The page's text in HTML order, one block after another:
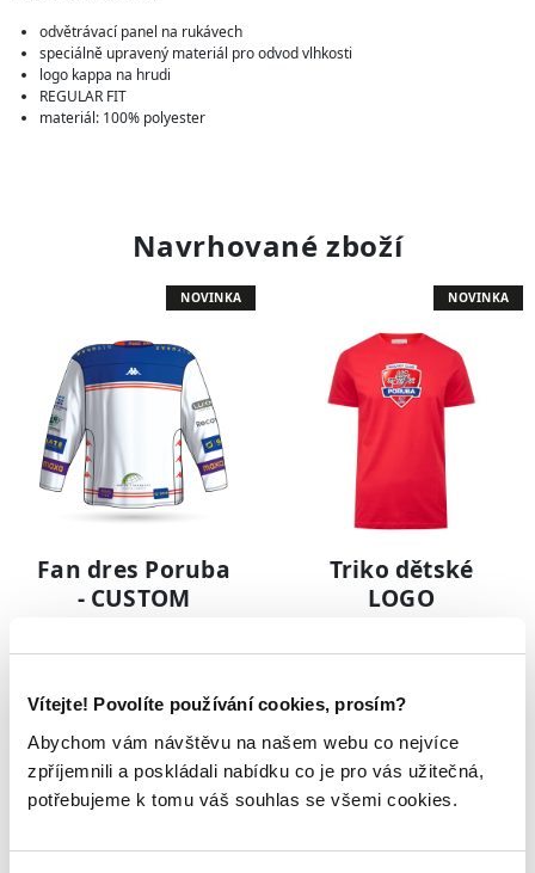
Vítejte! Povolíte používání cookies, prosím?
Abychom vám návštěvu na našem webu co nejvíce
zpříjemnili a poskládali nabídku co je pro vás užitečná,
potřebujeme k tomu váš souhlas se všemi cookies.
odvětrávací panel na rukávech
speciálně upravený materiál pro odvod vlhkosti
logo kappa na hrudi
REGULAR FIT
materiál: 100% polyester
Navrhované zboží
NOVINKA
Fan dres Poruba
- CUSTOM
1 599 Kč
NOVINKA
Triko dětské
LOGO
399 Kč